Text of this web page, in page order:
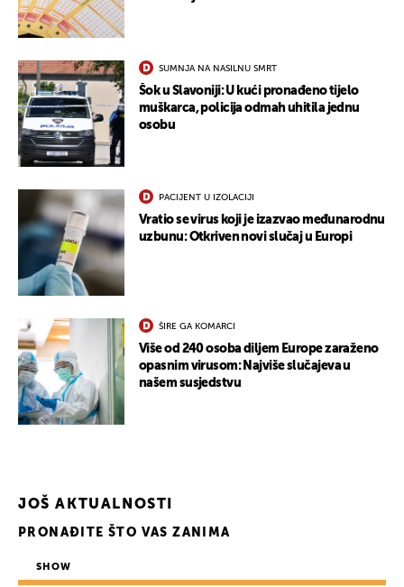
SUMNJA NA NASILNU SMRT
Šok u Slavoniji: U kući pronađeno tijelo
muškarca, policija odmah uhitila jednu
osobu
PACIJENT U IZOLACIJI
Vratio se virus koji je izazvao međunarodnu
uzbunu: Otkriven novi slučaj u Europi
ŠIRE GA KOMARCI
Više od 240 osoba diljem Europe zaraženo
opasnim virusom: Najviše slučajeva u
našem susjedstvu
JOŠ AKTUALNOSTI
PRONAĐITE ŠTO VAS ZANIMA
SHOW
UKLJUČITE NOTIFIKACIJE